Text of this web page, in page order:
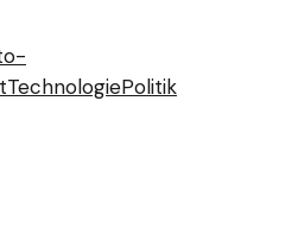
TechnologiePolitik